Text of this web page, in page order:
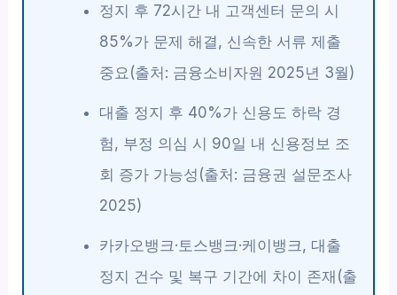
정지 후 72시간 내 고객센터 문의 시
85%가 문제 해결, 신속한 서류 제출
중요(출처: 금융소비자원 2025년 3월)
대출 정지 후 40%가 신용도 하락 경
험, 부정 의심 시 90일 내 신용정보 조
회 증가 가능성(출처: 금융권 설문조사
2025)
카카오뱅크·토스뱅크·케이뱅크, 대출
정지 건수 및 복구 기간에 차이 존재(출